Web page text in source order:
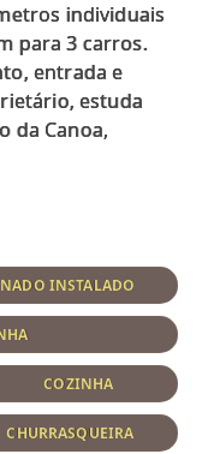
individuais
para 3 carros.
entrada e
estuda
da Canoa,
INSTALADO
COZINHA
CHURRASQUEIRA